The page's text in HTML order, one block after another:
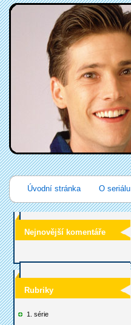
Úvodní stránka O seriálu
Nejnovější komentáře
Rubriky
1. série